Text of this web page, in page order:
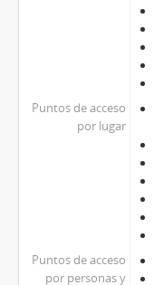
Puntos de acceso
por lugar
Puntos de acceso
por personas y